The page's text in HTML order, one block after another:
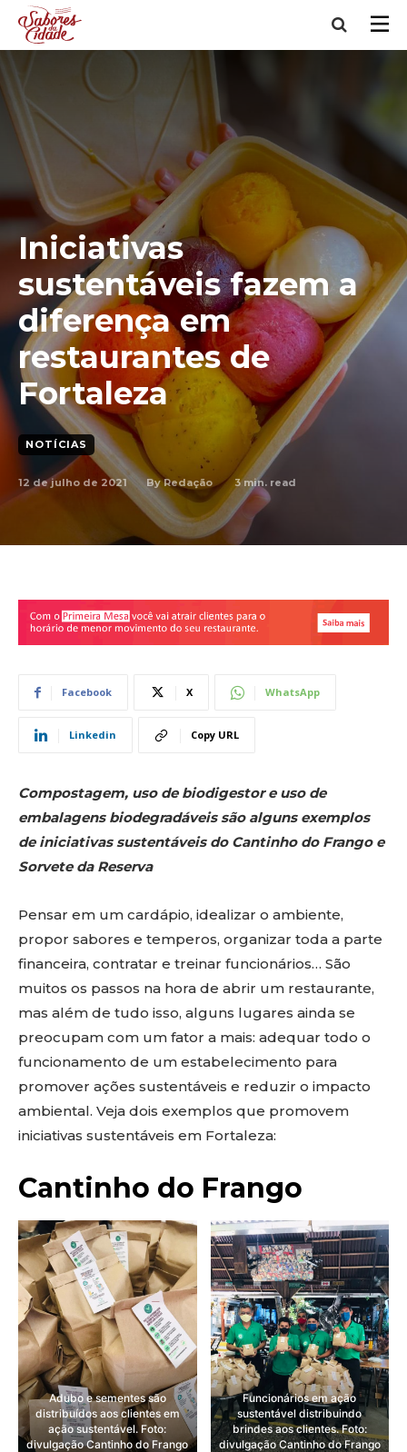
Iniciativas
sustentáveis fazem a
diferença em
restaurantes de
Fortaleza
NOTÍCIAS
12 de julho de 2021 By Redação 3min. read
Facebook X WhatsApp
Linkedin Copy URL
Compostagem, uso de biodigestor e uso de
embalagens biodegradáveis são alguns exemplos
de iniciativas sustentáveis do Cantinho do Frango e
Sorvete da Reserva
Pensar em um cardápio, idealizar o ambiente,
propor sabores e temperos, organizar toda a parte
financeira, contratar e treinar funcionários… São
muitos os passos na hora de abrir um restaurante,
mas além de tudo isso, alguns lugares ainda se
preocupam com um fator a mais: adequar todo o
funcionamento de um estabelecimento para
promover ações sustentáveis e reduzir o impacto
ambiental. Veja dois exemplos que promovem
iniciativas sustentáveis em Fortaleza:
Cantinho do Frango
Adubo e sementes são
distribuídos aos clientes em
ação sustentável. Foto:
divulgação Cantinho do Frango
Funcionários em ação
sustentável distribuindo
brindes aos clientes. Foto:
divulgação Cantinho do Frango